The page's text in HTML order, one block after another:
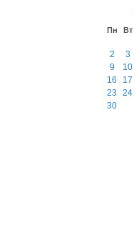
Пн Вт
2
3
9
10
16
17
23
24
30